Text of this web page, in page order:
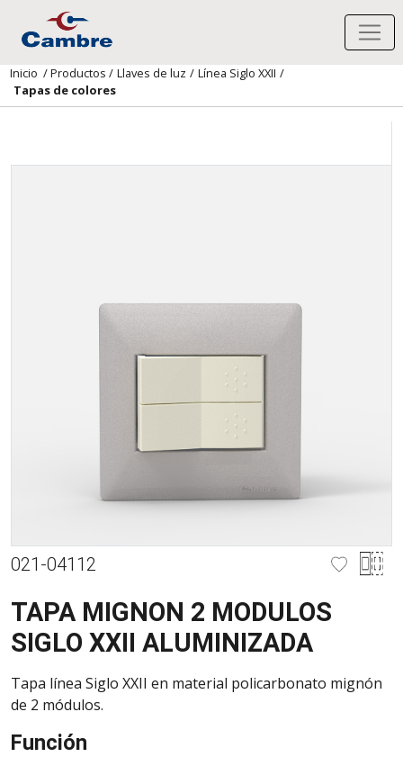
Inicio /Productos / Llaves de luz / Línea Siglo XXII /
Tapas de colores
021-04112
TAPA MIGNON 2 MODULOS
SIGLO XXII ALUMINIZADA
Tapa línea Siglo XXII en material policarbonato mignón
de 2 módulos.
Función